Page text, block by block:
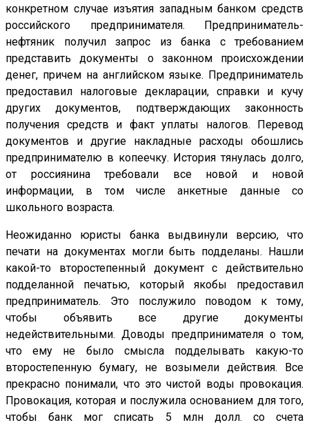
конкретном случае изъятия западным банком средств
российского предпринимателя. Предприниматель-
нефтяник получил запрос из банка с требованием
представить документы о законном происхождении
денег, причем на английском языке. Предприниматель
предоставил налоговые декларации, справки и кучу
других документов, подтверждающих законность
получения средств и факт уплаты налогов. Перевод
документов и другие накладные расходы обошлись
предпринимателю в копеечку. История тянулась долго,
от россиянина требовали все новой и новой
информации, в том числе анкетные данные со
школьного возраста.
Неожиданно юристы банка выдвинули версию, что
печати на документах могли быть подделаны. Нашли
какой-то второстепенный документ с действительно
подделанной печатью, который якобы предоставил
предприниматель. Это послужило поводом к тому,
чтобы объявить все другие документы
недействительными. Доводы предпринимателя о том,
что ему не было смысла подделывать какую-то
второстепенную бумагу, не возымели действия. Все
прекрасно понимали, что это чистой воды провокация.
Провокация, которая и послужила основанием для того,
чтобы банк мог списать 5 млн долл. со счета